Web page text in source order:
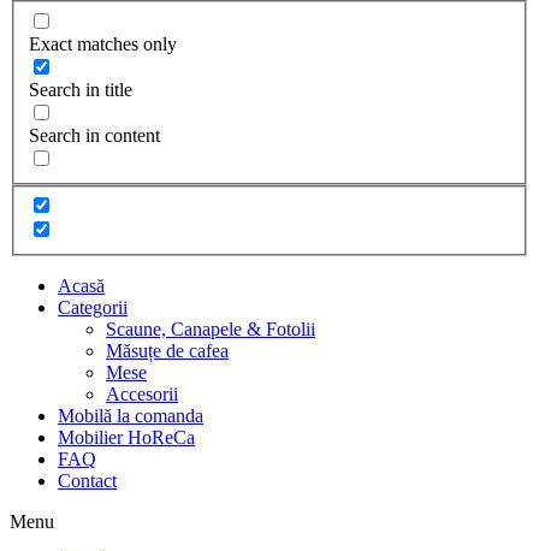
Exact matches only
Search in title
Search in content
Acasă
Categorii
Scaune, Canapele & Fotolii
Măsuțe de cafea
Mese
Accesorii
Mobilă la comanda
Mobilier HoReCa
FAQ
Contact
Menu